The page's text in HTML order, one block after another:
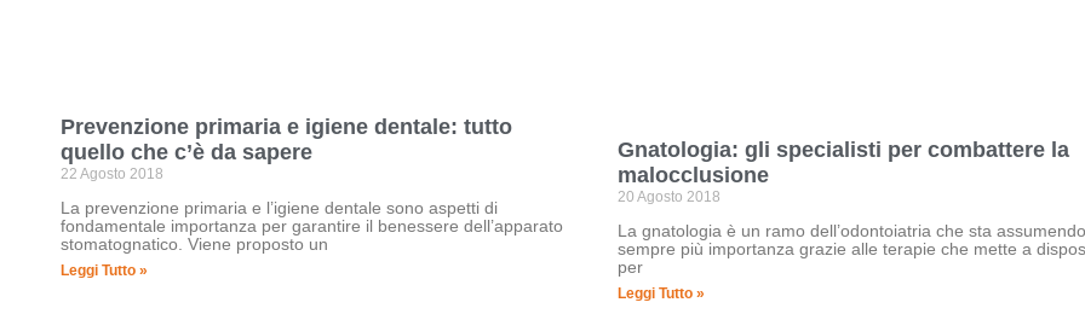
Prevenzione primaria e igiene dentale: tutto
quello che c’è da sapere
22 Agosto 2018
La prevenzione primaria e l’igiene dentale sono aspetti di
fondamentale importanza per garantire il benessere dell’apparato
stomatognatico. Viene proposto un
Leggi Tutto »
Gnatologia: gli specialisti per combattere la
malocclusione
20 Agosto 2018
La gnatologia è un ramo dell’odontoiatria che sta assumendo
sempre più importanza grazie alle terapie che mette a
per
Leggi Tutto »